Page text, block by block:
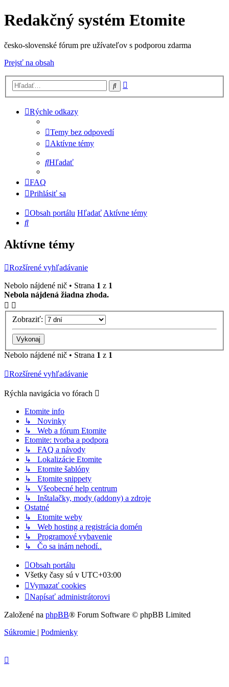
Redakčný systém Etomite
česko-slovenské fórum pre užívateľov s podporou zdarma
Prejsť na obsah
Hľadať
Rýchle odkazy
Temy bez odpovedí
Aktívne témy
Hľadať
FAQ
Prihlásiť sa
Obsah portálu HľadaťAktívne témy
Hľadať
Aktívne témy
Rozšírené vyhľadávanie
Nebolo nájdené nič • Strana 1 z 1
Nebola nájdená žiadna zhoda.
Zobraziť:
Nebolo nájdené nič • Strana 1 z 1
Rozšírené vyhľadávanie
Rýchla navigácia vo fórach
Etomite info
↳ Novinky
↳ Web a fórum Etomite
Etomite: tvorba a podpora
↳ FAQ a návody
↳ Lokalizácie Etomite
↳ Etomite šablóny
↳ Etomite snippety
↳ Všeobecné help centrum
↳ Inštalačky, mody (addony) a zdroje
Ostatné
↳ Etomite weby
↳ Web hosting a registrácia domén
↳ Programové vybavenie
↳ Čo sa inám nehodí..
Obsah portálu
Všetky časy sú v UTC+03:00
Vymazať cookies
Napísať administrátorovi
Založené na phpBB® Forum Software © phpBB Limited
Súkromie | Podmienky